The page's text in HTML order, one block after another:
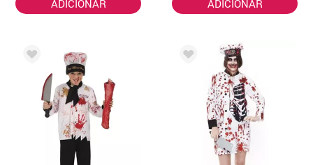
ADICIONAR ADICIONAR